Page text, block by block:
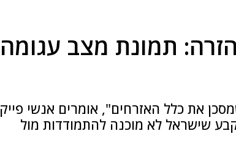
תמונת מצב עגומה
את כלל האזרחים", אומרים אנשי פייק
שישראל לא מוכנה להתמודדות מול